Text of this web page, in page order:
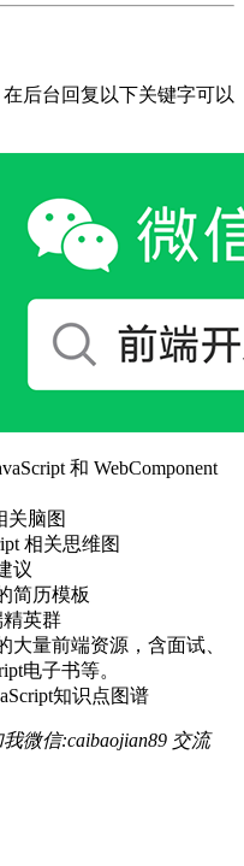
后台回复以下关键字可以
和 WebComponent
关脑图
相关思维图
议
简历模板
精英群
大量前端资源，含面试、
电子书等。
知识点图谱
微信:caibaojian89 交流